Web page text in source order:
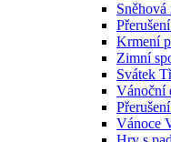
Krmení
Zimní
Svátek
Vánoční
Vánoce